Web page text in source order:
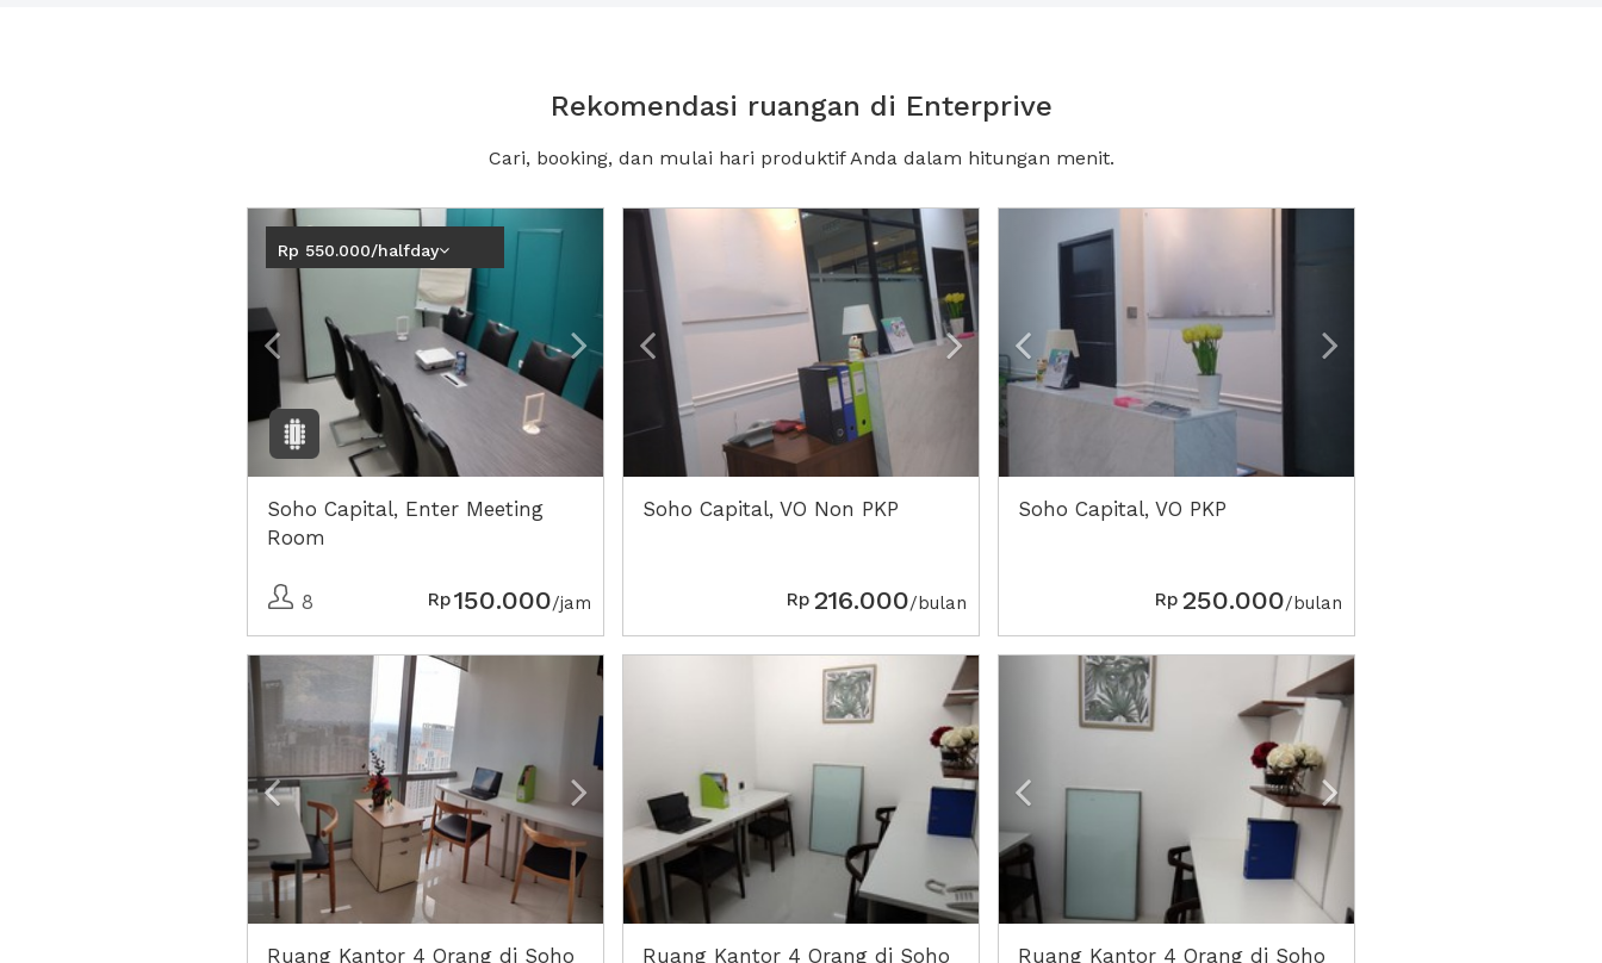
Rekomendasi ruangan di Enterprive
Cari, booking, dan mulai hari produktif Anda dalam hitungan menit.
Previous
Rp 550.000/halfday
Soho Capital, Enter Meeting
Room
8 Rp150.000/jam
Previous Next2
Soho Capital, VO Non PKP
Rp 216.000/bulan
Previous
Soho Capital, VO PKP
Rp 250.000/bulan
Previous Next2
Ruang Kantor 4 Orang di Soho
Ruang Kantor 4 Orang di Soho
Previous Next2
Ruang Kantor 4 Orang di Soho